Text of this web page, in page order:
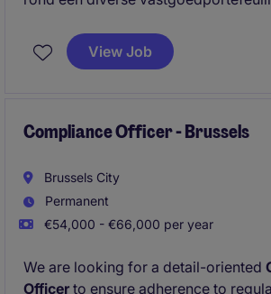
financiering en contractbeheer. Je
met verschillende interne
View Job
Compliance Officer - Brussels
Brussels City
Permanent
€54,000 - €66,000 per year
We are looking for a detail-oriented
Officer to ensure adherence to